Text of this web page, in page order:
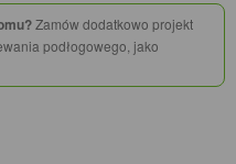
Zamów dodatkowo projekt
podłogowego, jako